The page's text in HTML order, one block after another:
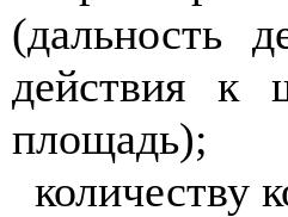
(дальность
действия к
площадь);
количеству